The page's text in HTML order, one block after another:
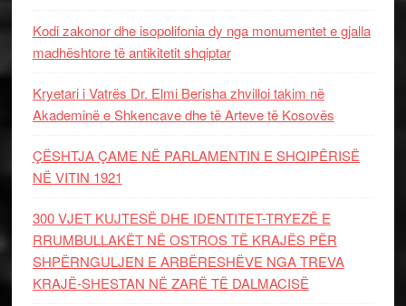
Kodi zakonor dhe isopolifonia dy nga monumentet e gjalla
madhështore të antikitetit shqiptar
Kryetari i Vatrës Dr. Elmi Berisha zhvilloi takim në
Akademinë e Shkencave dhe të Arteve të Kosovës
ÇËSHTJA ÇAME NË PARLAMENTIN E SHQIPËRISË
NË VITIN 1921
300 VJET KUJTESË DHE IDENTITET-TRYEZË E
RRUMBULLAKËT NË OSTROS TË KRAJËS PËR
SHPËRNGULJEN E ARBËRESHËVE NGA TREVA
KRAJË-SHESTAN NË ZARË TË DALMACISË